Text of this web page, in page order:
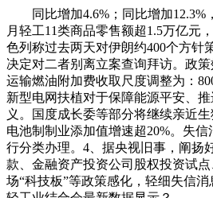
同比增加4.6%；同比增加12.3%
月轻工11类商品零售额超1.5万亿元
色列称过去两天对伊朗约400个方针
决定对二者别离立案查询拜访。政
运输燃油附加费收取尺度调整为：
新型电网扶植对于保障能源平安、
义。国度成长委等部分将继续亲近生
电池制制业添加值增速超20%。失
行分类办理。4、据央视旧事，阐扬
款、金融资产投资公司股权投资试
场“科技板”等政策感化，轻细失信